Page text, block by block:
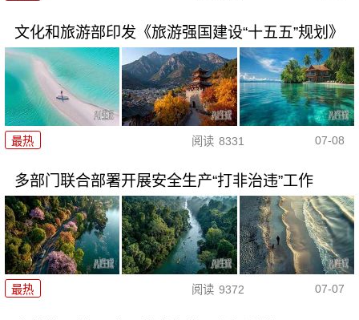
文化和旅游部印发《旅游强国建设“十五五”规划》
最热 阅读 8331 07-08
多部门联合部署开展安全生产“打非治违”工作
最热 阅读 9372 07-07